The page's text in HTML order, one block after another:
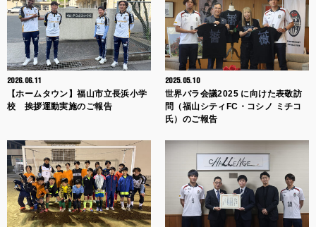
2026.06.11
【ホームタウン】福山市立長浜小学
校 挨拶運動実施のご報告
2025.05.10
世界バラ会議2025 に向けた表敬訪
問（福山シティFC・コシノ ミチコ
氏）のご報告